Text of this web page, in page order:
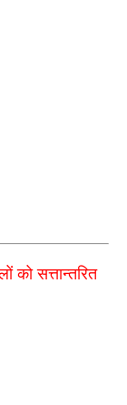
को सत्तान्तरित